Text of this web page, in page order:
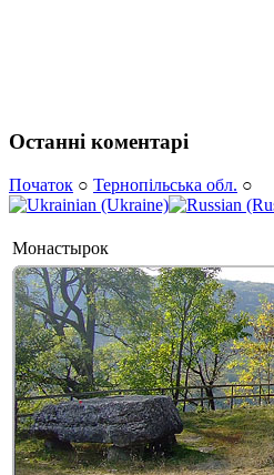
Останні коментарі
Початок ○ Тернопільська обл. ○
Монастырок